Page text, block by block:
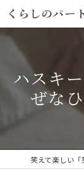
ハスキ
ぜな